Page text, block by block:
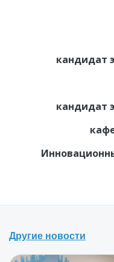
кандидат
кандидат
Другие новости